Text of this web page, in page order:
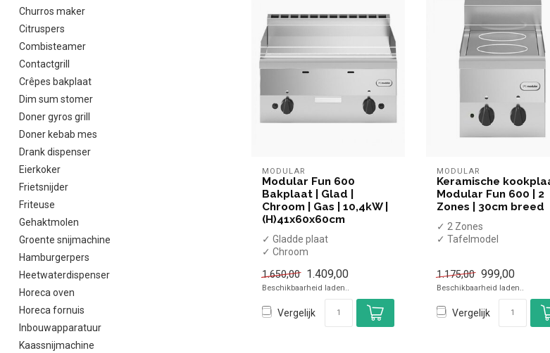
Churros maker
Citruspers
Combisteamer
Contactgrill
Crêpes bakplaat
Dim sum stomer
Doner gyros grill
Doner kebab mes
Drank dispenser
Eierkoker
Frietsnijder
Friteuse
Gehaktmolen
Groente snijmachine
Hamburgerpers
Heetwaterdispenser
Horeca oven
Horeca fornuis
Inbouwapparatuur
Kaassnijmachine
MODULAR
Modular Fun 600
Bakplaat | Glad |
Chroom | Gas | 10,4kW |
(H)41x60x60cm
✓ Gladde plaat
✓ Chroom
✓ 10,4 kW vermogen
✓ Gas
1.650,00 1.409,00
Beschikbaarheid laden..
Vergelijk
MODULAR
Keramische
Modular Fun 600 | 2
Zones | 30cm breed
✓ 2 Zones
✓ Tafelmodel
1.175,00 999,00
Beschikbaarheid laden..
Vergelijk